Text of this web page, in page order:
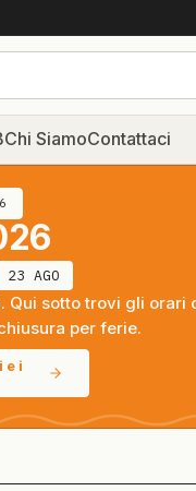
Chi SiamoContattaci
23 AGO
Qui sotto trovi gli orari
per ferie.
e i